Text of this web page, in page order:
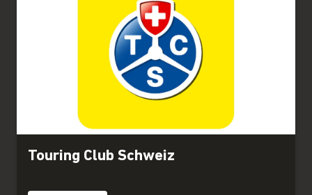
Touring Club Schweiz